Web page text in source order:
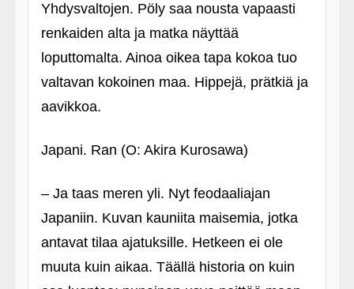
Yhdysvaltojen. Pöly saa nousta vapaasti
renkaiden alta ja matka näyttää
loputtomalta. Ainoa oikea tapa kokoa tuo
valtavan kokoinen maa. Hippejä, prätkiä ja
aavikkoa.
Japani. Ran (O: Akira Kurosawa)
– Ja taas meren yli. Nyt feodaaliajan
Japaniin. Kuvan kauniita maisemia, jotka
antavat tilaa ajatuksille. Hetkeen ei ole
muuta kuin aikaa. Täällä historia on kuin